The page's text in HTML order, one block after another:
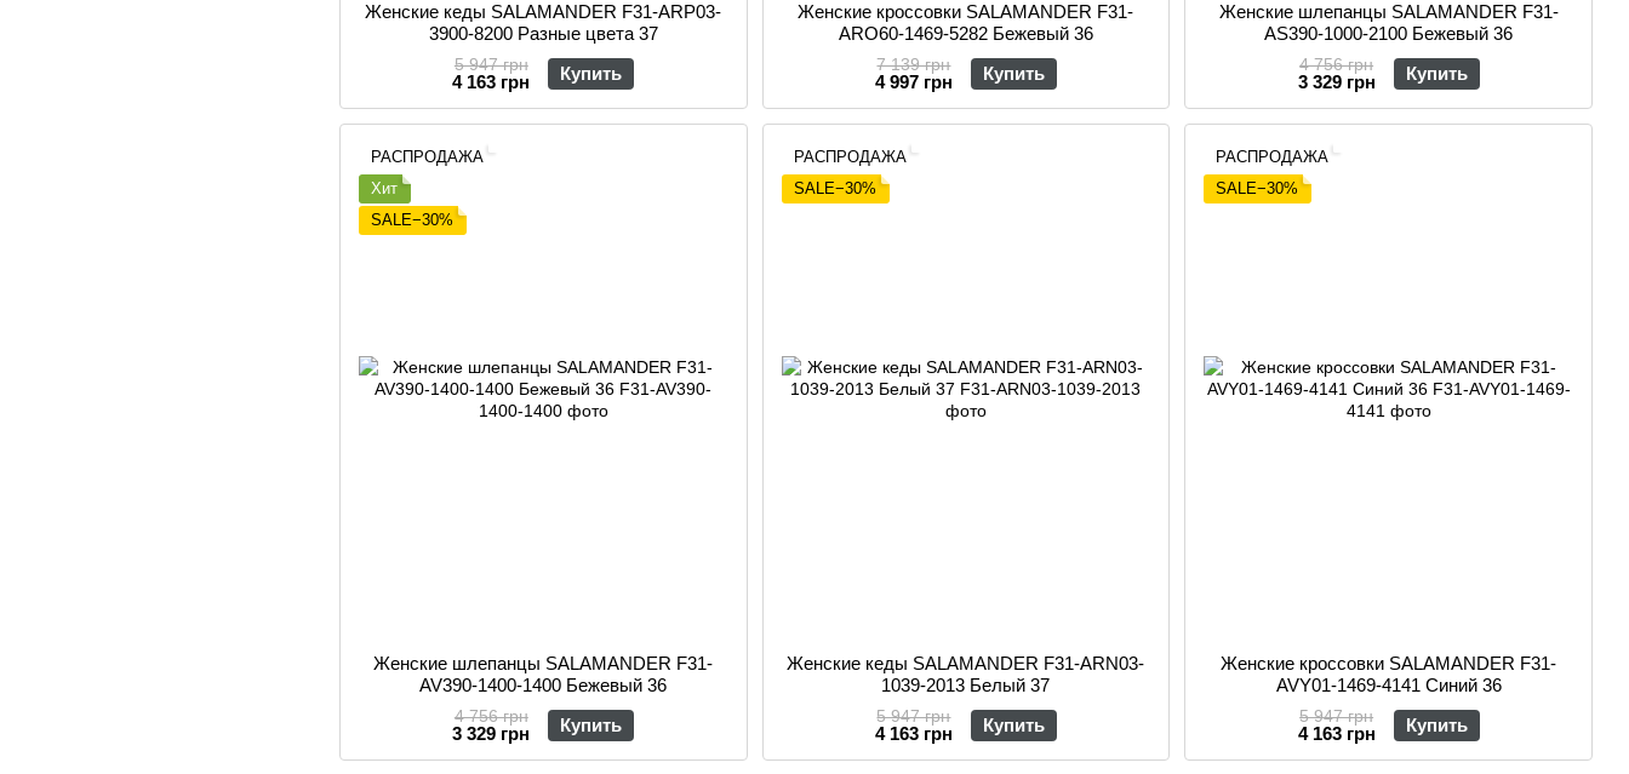
Женские кеды SALAMANDER F31-ARP03-
3900-8200 Разные цвета 37
5 947 грн
4 163 грн Купить
Женские кроссовки SALAMANDER F31-
ARO60-1469-5282 Бежевый 36
7 139 грн
4 997 грн Купить
Женские шлепанцы SALAMANDER F31-
AS390-1000-2100 Бежевый 36
4 756 грн
3 329 грн Купить
РАСПРОДАЖА
Хит
SALE−30%
Женские шлепанцы SALAMANDER F31-
AV390-1400-1400 Бежевый 36
4 756 грн
3 329 грн Купить
РАСПРОДАЖА
SALE−30%
Женские кеды SALAMANDER F31-ARN03-
1039-2013 Белый 37
5 947 грн
4 163 грн Купить
РАСПРОДАЖА
SALE−30%
Женские кроссовки SALAMANDER F31-
AVY01-1469-4141 Синий 36
5 947 грн
4 163 грн Купить